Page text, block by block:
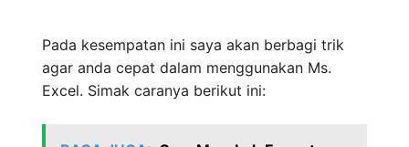
Pada kesempatan ini saya akan berbagi trik
agar anda cepat dalam menggunakan Ms.
Excel. Simak caranya berikut ini: